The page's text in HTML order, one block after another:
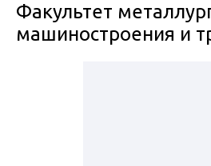
Факультет
машиностроения и